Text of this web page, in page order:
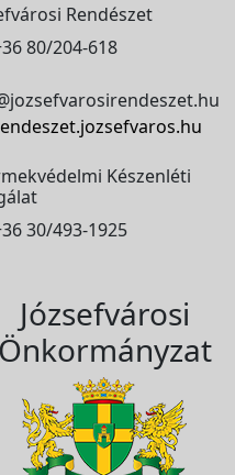
Rendészet
80/204-618
Készenléti
30/493-1925
Józsefvárosi
Önkormányzat